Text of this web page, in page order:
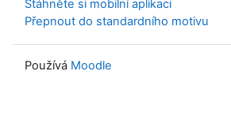
Stáhněte si mobilní aplikaci
Přepnout do standardního motivu
Používá Moodle